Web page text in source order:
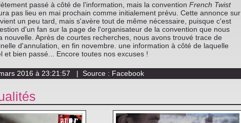
passé à côté de l'information, mais la convention French Twist
pas lieu en mai prochain comme initialement prévu. Cette annonce sur
un peu tard, mais s'avère tout de même nécessaire, puisque c'est
d'un fan sur la page de l'organisateur de la convention que nous
nouvelle. Après de courtes recherches, nous avons trouvé trace de
d'annulation, en fin novembre. une information à côté de laquelle
et bien passé... Encore toutes nos excuses !
2016 à 23:21:57 | Source : Facebook